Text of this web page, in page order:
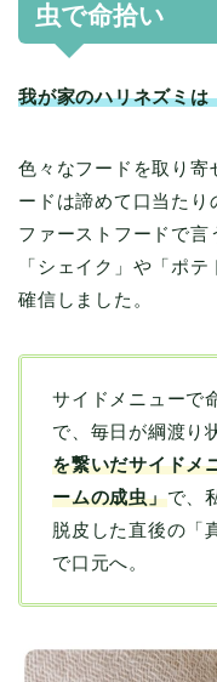
虫で命拾い
我が家のハリネズミは
色々なフードを取り寄
ードは諦めて口当たり
ファーストフードで
「シェイク」や「ポ
確信しました。
サイドメニューで
で、毎日が綱渡り
を繋いだサイドメ
ームの成虫」で、
脱皮した直後の「
で口元へ。